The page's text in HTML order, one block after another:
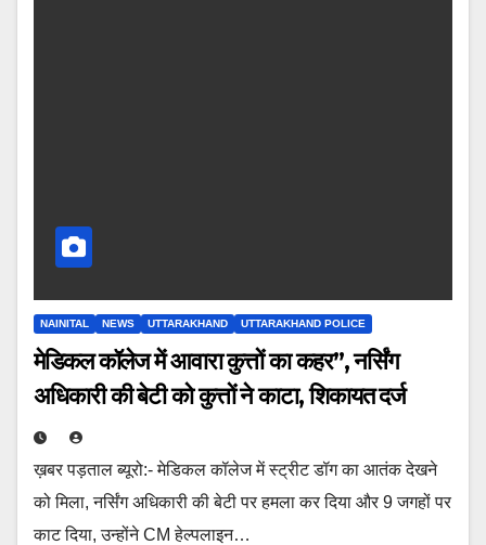
NAINITAL NEWS UTTARAKHAND UTTARAKHAND POLICE
मेडिकल कॉलेज में आवारा कुत्तों का कहर”, नर्सिंग
अधिकारी की बेटी को कुत्तों ने काटा, शिकायत दर्ज
ख़बर पड़ताल ब्यूरो:- मेडिकल कॉलेज में स्ट्रीट डॉग का आतंक देखने
को मिला, नर्सिंग अधिकारी की बेटी पर हमला कर दिया और 9 जगहों पर
काट दिया, उन्होंने CM हेल्पलाइन…